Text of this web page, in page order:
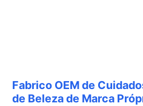
Fabrico OEM de
de Beleza de Marca